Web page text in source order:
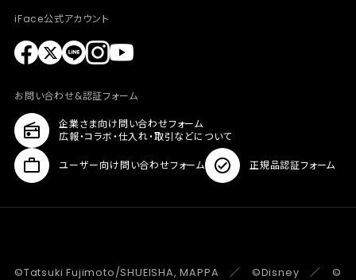
iFace公式アカウント
お問い合わせ&認証フォーム
企業さま向け問い合わせフォーム
広報・コラボ・仕入れ・取引などについて
ユーザー向け問い合わせフォーム 正規品認証フォーム
©Tatsuki Fujimoto/SHUEISHA, MAPPA ／ ©Disney ／ ©